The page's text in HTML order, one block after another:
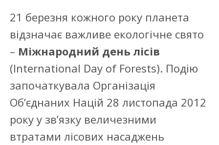
21 березня кожного року планета
відзначає важливе екологічне свято
– Міжнародний день лісів
(International Day of Forests). Подію
започаткувала Організація
Об’єднаних Націй 28 листопада 2012
року у зв’язку величезними
втратами лісових насаджень